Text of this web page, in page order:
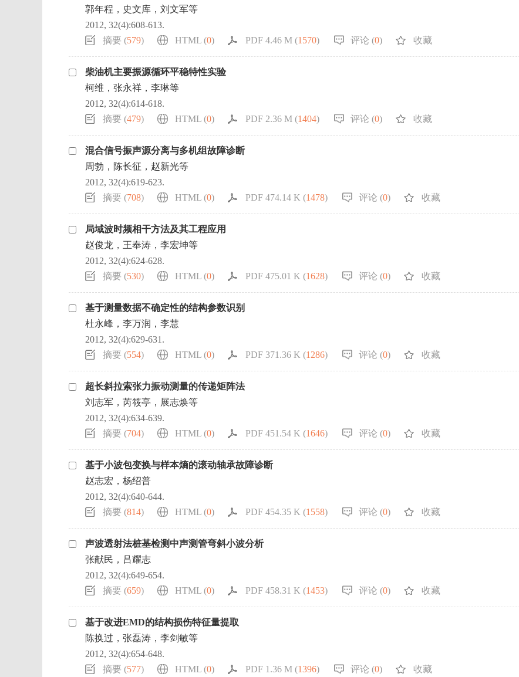
郭年程，史文库，刘文军等
2012, 32(4):608-613.
摘要 (579) HTML (0) PDF 4.46 M (1570) 评论 (0) 收藏
柴油机主要振源循环平稳特性实验
柯维，张永祥，李琳等
2012, 32(4):614-618.
摘要 (479) HTML (0) PDF 2.36 M (1404) 评论 (0) 收藏
混合信号振声源分离与多机组故障诊断
周勃，陈长征，赵新光等
2012, 32(4):619-623.
摘要 (708) HTML (0) PDF 474.14 K (1478) 评论 (0) 收藏
局域波时频相干方法及其工程应用
赵俊龙，王奉涛，李宏坤等
2012, 32(4):624-628.
摘要 (530) HTML (0) PDF 475.01 K (1628) 评论 (0) 收藏
基于测量数据不确定性的结构参数识别
杜永峰，李万润，李慧
2012, 32(4):629-631.
摘要 (554) HTML (0) PDF 371.36 K (1286) 评论 (0) 收藏
超长斜拉索张力振动测量的传递矩阵法
刘志军，芮筱亭，展志焕等
2012, 32(4):634-639.
摘要 (704) HTML (0) PDF 451.54 K (1646) 评论 (0) 收藏
基于小波包变换与样本熵的滚动轴承故障诊断
赵志宏，杨绍普
2012, 32(4):640-644.
摘要 (814) HTML (0) PDF 454.35 K (1558) 评论 (0) 收藏
声波透射法桩基检测中声测管弯斜小波分析
张献民，吕耀志
2012, 32(4):649-654.
摘要 (659) HTML (0) PDF 458.31 K (1453) 评论 (0) 收藏
基于改进EMD的结构损伤特征量提取
陈换过，张磊涛，李剑敏等
2012, 32(4):654-648.
摘要 (577) HTML (0) PDF 1.36 M (1396) 评论 (0) 收藏